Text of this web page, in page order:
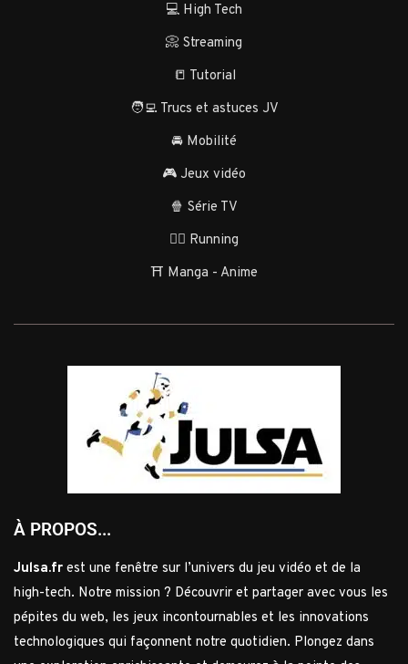
💻 High Tech
📀 Streaming
📒 Tutorial
🧑‍💻 Trucs et astuces JV
🚘 Mobilité
🎮 Jeux vidéo
🍿 Série TV
🏃‍♂️ Running
⛩️ Manga - Anime
À PROPOS...
Julsa.fr est une fenêtre sur l’univers du jeu vidéo et de la
high-tech. Notre mission ? Découvrir et partager avec vous les
pépites du web, les jeux incontournables et les innovations
technologiques qui façonnent notre quotidien. Plongez dans